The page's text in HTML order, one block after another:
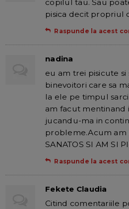
copilul tau. Sau
pisica decit propriul
Raspunde la acest
nadina
eu am trei pisicute
binevoitori care sa
la ele pe timpul
am facut mentinand
jucandu-ma in
probleme.Acum am
SANATOS SI AM SI
Raspunde la acest
Fekete Claudia
Citind comentariile